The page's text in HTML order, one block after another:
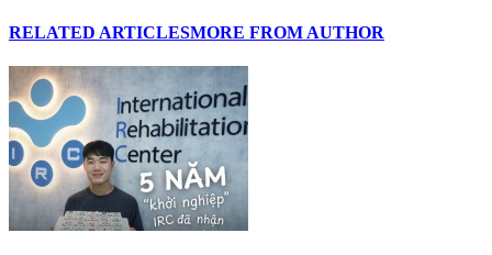
RELATED ARTICLESMORE FROM AUTHOR